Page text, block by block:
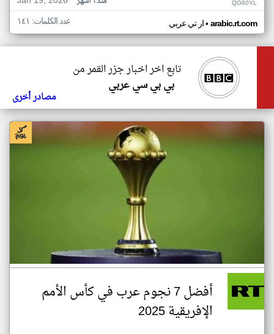
QG60YL
ار تي عربي• arabic.rt.com عدد الكلمات: ١٤١
تابع اخر اخبار جزر القمر من
بي بي سي عربي
مصادر أخرى
أفضل 7 نجوم عرب في كأس الأمم
الإفريقية 2025